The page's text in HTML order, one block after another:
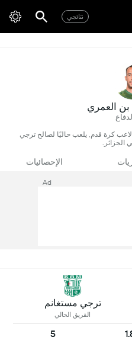
نتائجي
العمري
بن العمري (الجزائر, 36) هو لاعب كرة قدم, يلعب حاليًا لصالح ترجي
الجزائر.
الإحصائيات
Ad
ترجي مستغانم
الفريق الحالي
5